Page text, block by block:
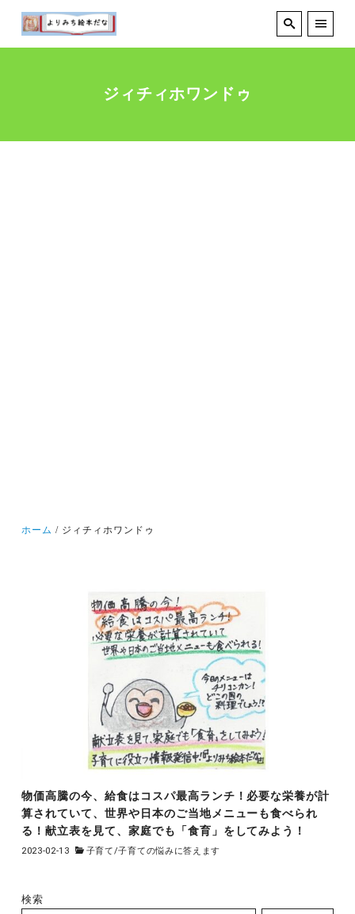
ジィチィホワンドゥ
ホーム ジィチィホワンドゥ
物価高騰の今、給食はコスパ最高ランチ！必要な栄養が計
算されていて、世界や日本のご当地メニューも食べられ
る！献立表を見て、家庭でも「食育」をしてみよう！
2023-02-13 子育て/子育ての悩みに答えます
検索